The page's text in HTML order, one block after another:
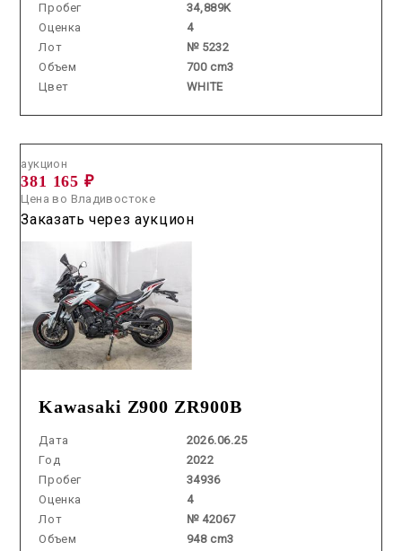
Пробег
34,889K
Оценка
4
Лот
№ 5232
Объем
700 cm3
Цвет
WHITE
Kawasaki Z900 ZR900B
Дата
2026.06.25
Год
2022
Пробег
34936
Оценка
4
Лот
№ 42067
Объем
948 cm3
аукцион
381 165 ₽
Цена во Владивостоке
Заказать через аукцион